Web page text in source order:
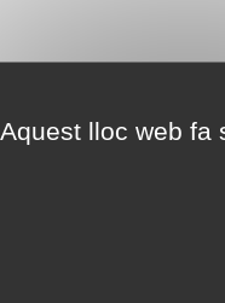
Aquest lloc web fa